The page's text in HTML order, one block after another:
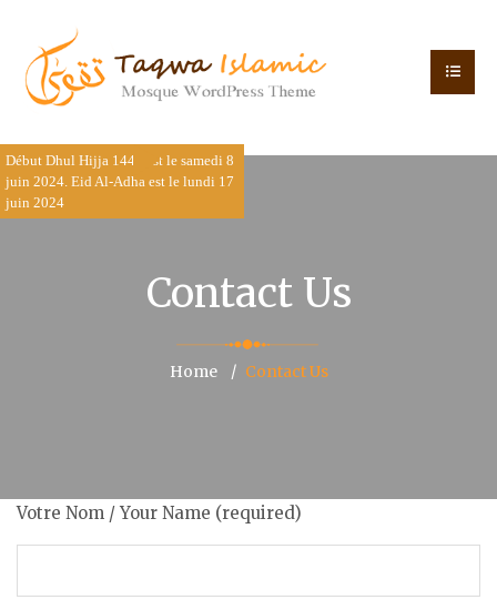
Début Dhul Hijja 1445 est le samedi 8
juin 2024. Eid Al-Adha est le lundi 17
juin 2024
Contact Us
Home Contact Us
Votre Nom / Your Name (required)